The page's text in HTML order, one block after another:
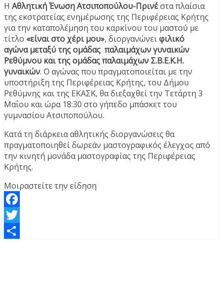
Η Αθλητική Ένωση Ατσιποπούλου-Πρινέστα πλαίσια
της εκστρατείας ενημέρωσης της Περιφέρειας Κρήτης
για την καταπολέμηση του καρκίνου του μαστού με
τίτλο «είναι στο χέρι μου», διοργανώνειφιλικό
αγώνα μεταξύ της ομάδας παλαιμάχων γυναικών
Ρεθύμνου και της ομάδας παλαιμάχων Σ.Β.Ε.Κ.Η.
γυναικών. Ο αγώνας που πραγματοποιείται με την
υποστήριξη της Περιφέρειας Κρήτης, του Δήμου
Ρεθύμνης και της ΕΚΑΣΚ, θα διεξαχθεί την Τετάρτη 3
Μαΐου και ώρα 18:30 στο γήπεδο μπάσκετ του
γυμνασίου Ατσιποπούλου.
Κατά τη διάρκεια αθλητικής διοργανώσεις θα
πραγματοποιηθεί δωρεάν μαστογραφικός έλεγχος από
την κινητή μονάδα μαστογραφίας της Περιφέρειας
Κρήτης.
Μοιραστείτε την είδηση
Facebook
Twitter